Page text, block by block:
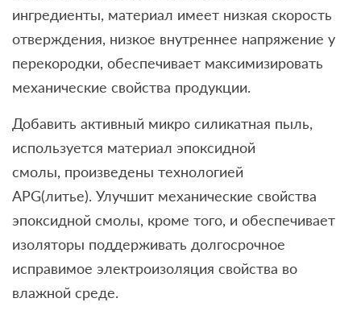
ингредиенты, материал имеет низкая скорость
отверждения, низкое внутреннее напряжение у
перекородки, обеспечивает максимизировать
механические свойства продукции.
Добавить активный микро силикатная пыль,
используется материал эпоксидной
смолы, произведены технологией
APG(литье). Улучшит механические свойства
эпоксидной смолы, кроме того, и обеспечивает
изоляторы поддерживать долгосрочное
исправимое электроизоляция свойства во
влажной среде.